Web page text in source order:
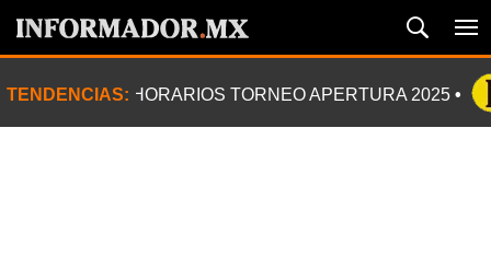
TENDENCIAS: HORARIOS TORNEO APERTURA 2025